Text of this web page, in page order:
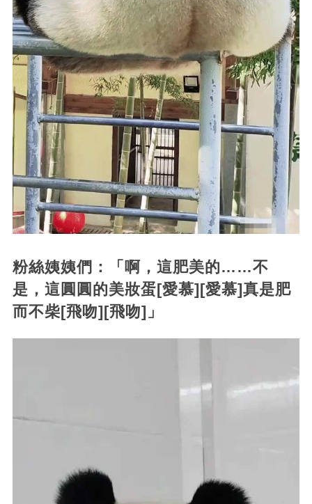
粉絲姨姨們：「啊，這肥美的……不
是，這圓圓的美妝蛋[愛慕][愛慕]真是肥
而不柴[飛吻][飛吻]」